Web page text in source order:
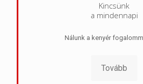
Kincsünk
a mindennapi
Nálunk a kenyér
Tovább